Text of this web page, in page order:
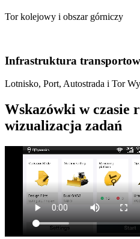
Tor kolejowy i obszar górniczy
Infrastruktura
Lotnisko, Port, Autostrada i Tor
Wskazówki w czasie
wizualizacja zadań